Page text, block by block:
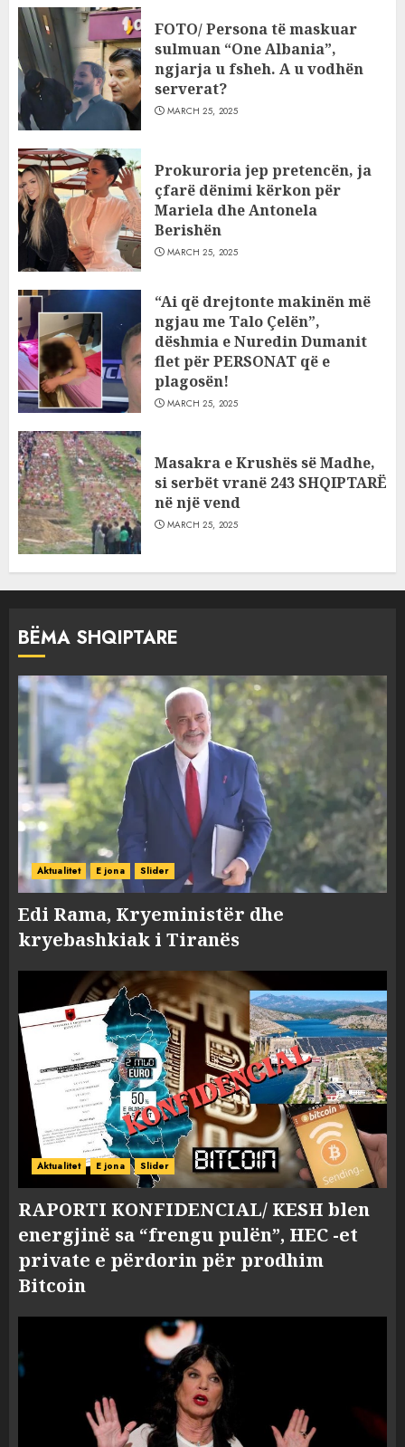
FOTO/ Persona të maskuar
sulmuan “One Albania”,
ngjarja u fsheh. A u vodhën
serverat?
MARCH 25, 2025
Prokuroria jep pretencën, ja
çfarë dënimi kërkon për
Mariela dhe Antonela
Berishën
MARCH 25, 2025
“Ai që drejtonte makinën më
ngjau me Talo Çelën”,
dëshmia e Nuredin Dumanit
flet për PERSONAT që e
plagosën!
MARCH 25, 2025
Masakra e Krushës së Madhe,
si serbët vranë 243 SHQIPTARË
në një vend
MARCH 25, 2025
BËMA SHQIPTARE
Aktualitet E jona Slider
Edi Rama, Kryeministër dhe
kryebashkiak i Tiranës
Aktualitet E jona Slider
RAPORTI KONFIDENCIAL/ KESH blen
energjinë sa “frengu pulën”, HEC -et
private e përdorin për prodhim
Bitcoin